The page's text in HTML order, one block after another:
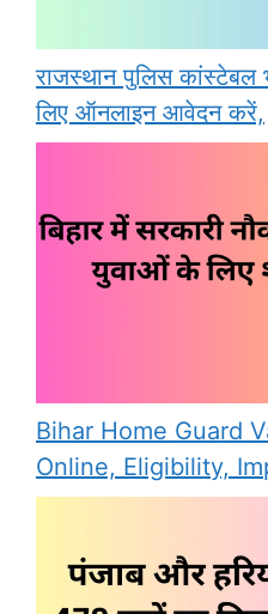
राजस्थान पुलिस कांस्टेबल
लिए ऑनलाइन आवेदन करें,
Bihar Home Guard
Online, Eligibility,